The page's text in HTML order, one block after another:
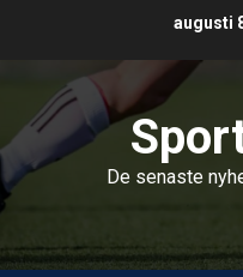
augusti
De senaste